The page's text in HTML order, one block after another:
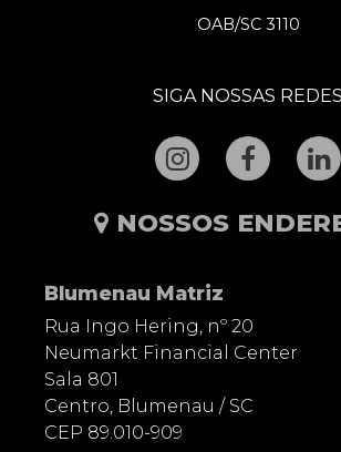
OAB/SC 3110
SIGA NOSSAS REDES
NOSSOS
Blumenau Matriz
Rua Ingo Hering, nº 20
Neumarkt Financial Center
Sala 801
Centro, Blumenau / SC
CEP 89.010-909